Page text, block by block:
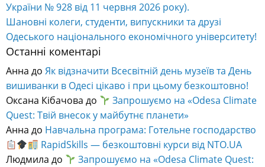
України № 928 від 11 червня 2026 року).
Шановні колеги, студенти, випускники та друзі
Одеського національного економічного університету!
Останні коментарі
Анна до Як відзначити Всесвітній день музеїв та День
вишиванки в Одесі цікаво і при цьому безкоштовно!
Оксана Кібачова до
Запрошуємо на «Odesa Climate
Quest: Твій внесок у майбутнє планети»
Анна до Навчальна програма: Готельне господарство
RapidSkills — безкоштовні курси від NTO.UA
Людмила до
Запрошуємо на «Odesa Climate Quest: